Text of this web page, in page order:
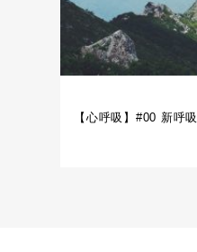
【心呼吸】#00 新呼吸